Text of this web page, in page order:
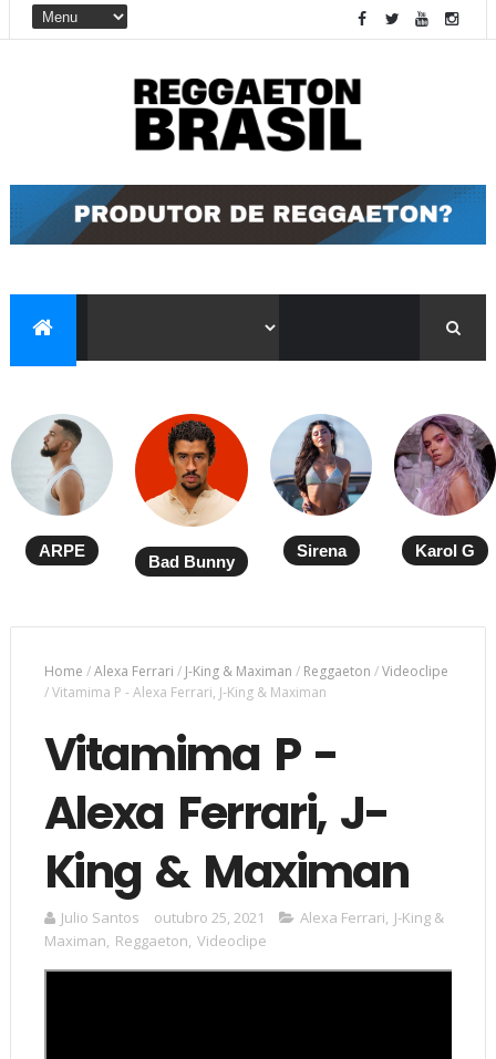
ARPE
Bad Bunny
Sirena Karol G
Home /Alexa Ferrari / J-King & Maximan / Reggaeton /Videoclipe
/Vitamima P - Alexa Ferrari, J-King & Maximan
Vitamima P -
Alexa Ferrari, J-
King & Maximan
Julio Santos outubro 25, 2021 Alexa Ferrari, J-King &
Maximan, Reggaeton, Videoclipe